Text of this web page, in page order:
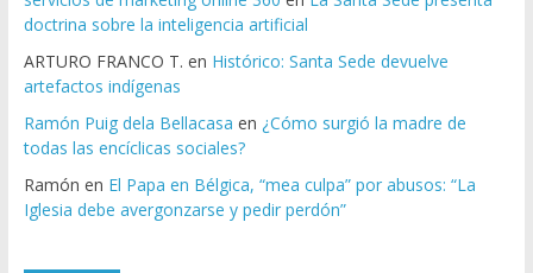
doctrina sobre la inteligencia artificial
ARTURO FRANCO T. en Histórico: Santa Sede devuelve
artefactos indígenas
Ramón Puig dela Bellacasa en ¿Cómo surgió la madre de
todas las encíclicas sociales?
Ramón en El Papa en Bélgica, “mea culpa” por abusos: “La
Iglesia debe avergonzarse y pedir perdón”